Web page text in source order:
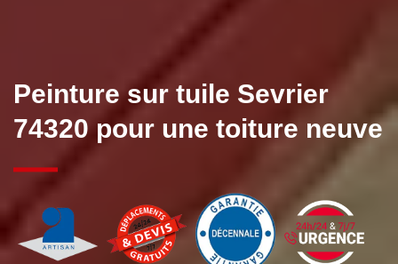
Peinture sur tuile Sevrier
74320 pour une toiture neuve